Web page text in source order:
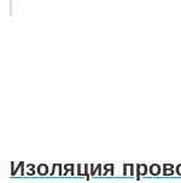
Изоляция